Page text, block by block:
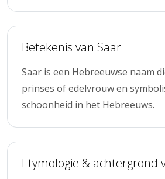
Betekenis van Saar
Saar is een Hebreeuwse naam
prinses of edelvrouw en
schoonheid in het Hebreeuws.
Etymologie & achtergrond